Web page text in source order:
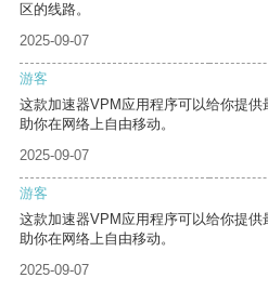
区的线路。
2025-09-07
游客
这款加速器VPM应用程序可以给你提
助你在网络上自由移动。
2025-09-07
游客
这款加速器VPM应用程序可以给你提
助你在网络上自由移动。
2025-09-07